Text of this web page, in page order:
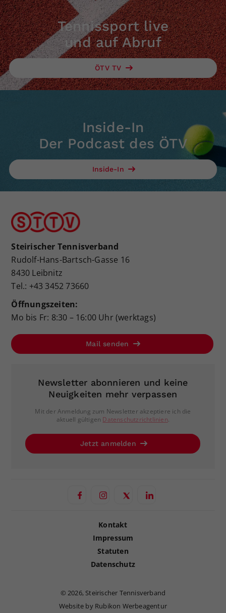
Tennissport live
und auf Abruf
ÖTV TV
Inside-In
Der Podcast des ÖTV
Inside-In
Steirischer Tennisverband
Rudolf-Hans-Bartsch-Gasse 16
8430 Leibnitz
Tel.: +43 3452 73660
Öffnungszeiten:
Mo bis Fr: 8:30 – 16:00 Uhr (werktags)
Mail senden
Newsletter abonnieren und keine
Neuigkeiten mehr verpassen
Mit der Anmeldung zum Newsletter akzeptiere ich die
aktuell gültigen Datenschutzrichtlinien.
Jetzt anmelden
Kontakt
Impressum
Statuten
Datenschutz
©2026, Steirischer Tennisverband
Website by Rubikon Werbeagentur